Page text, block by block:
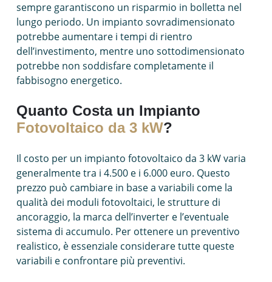
sempre garantiscono un risparmio in bolletta nel
lungo periodo. Un impianto sovradimensionato
potrebbe aumentare i tempi di rientro
dell’investimento, mentre uno sottodimensionato
potrebbe non soddisfare completamente il
fabbisogno energetico.
Quanto Costa un Impianto
Fotovoltaico da 3 kW?
Il costo per un impianto fotovoltaico da 3 kW varia
generalmente tra i 4.500 e i 6.000 euro. Questo
prezzo può cambiare in base a variabili come la
qualità dei moduli fotovoltaici, le strutture di
ancoraggio, la marca dell’inverter e l’eventuale
sistema di accumulo. Per ottenere un preventivo
realistico, è essenziale considerare tutte queste
variabili e confrontare più preventivi.